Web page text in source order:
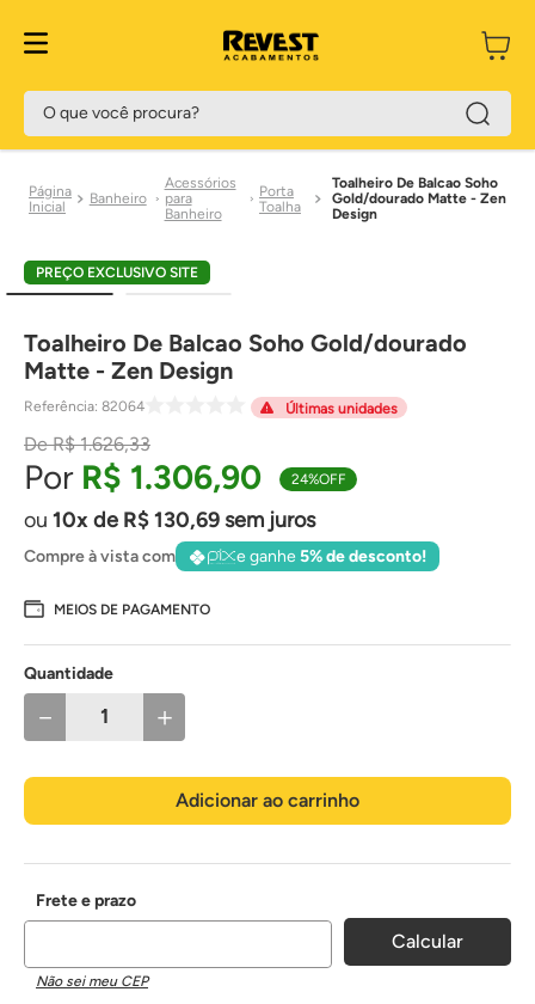
O que você procura?
Banheiro
Acessórios
para
Banheiro
Porta
Toalha
Toalheiro De Balcao Soho
Gold/dourado Matte - Zen
Design
PREÇO EXCLUSIVO SITE
Toalheiro De Balcao Soho Gold/dourado
Matte - Zen Design
Referência: 82064 Últimas unidades
R$ 1.626,33
R$ 1.306,90 24%OFF
10 de R$130,69sem juros
Compre à vista com e ganhe5% de desconto!
MEIOS DE PAGAMENTO
Quantidade
＋
－
Adicionar ao carrinho
Não sei meu CEP